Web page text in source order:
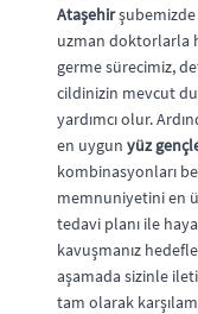
Ataşehirşubemizde
uzman doktorlarla
germe sürecimiz,
cildinizin mevcut
yardımcı olur.
en uygun yüz
kombinasyonları
memnuniyetini en
tedavi planı ile
kavuşmanız
aşamada sizinle
tam olarak